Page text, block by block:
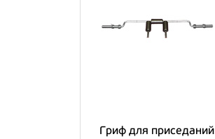
Гриф для приседаний